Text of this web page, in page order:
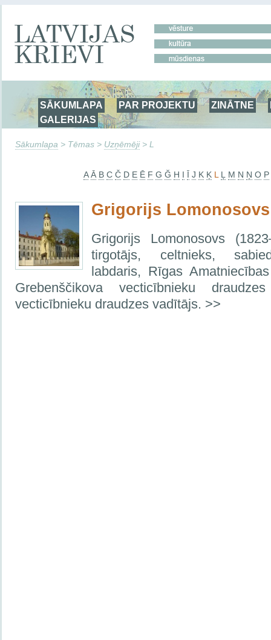
SĀKUMLAPA PAR PROJEKTU ZINĀTNE
GALERIJAS
Sākumlapa > Tēmas > Uzņēmēji> L
A Ā B C Č D E Ē F G Ğ H I Ī J K Ķ L Ļ M N Ņ O P
Grigorijs Lomonosovs
Grigorijs Lomonosovs
tirgotājs, celtnieks,
labdaris, Rīgas
Grebenščikova vecticībnieku
vecticībnieku draudzes vadītājs. >>